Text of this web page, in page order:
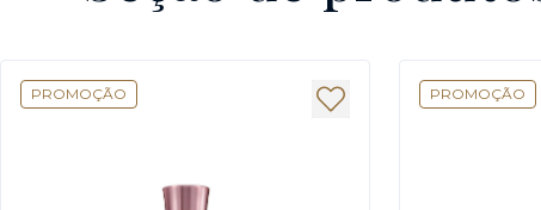
PROMOÇÃO PROMOÇÃO